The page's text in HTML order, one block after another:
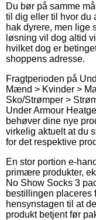
Du bør på samme
til dig eller til hvor du
hak dyrere, men lige
løsning vil dog altid
hvilket dog er
shoppens adresse.
Fragtperioden på
Mænd > Kvinder >
Sko/Strømper >
Under Armour
behøver dine nye
virkelig aktuelt at du
for det respektive
En stor portion e-
primære produkter,
No Show Socks 3
bestillingen placeres
hensynstagen til at
produkt betjent før